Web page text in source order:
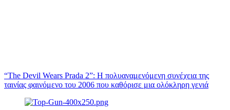
“The Devil Wears Prada 2”: Η πολυαναμενόμενη συνέχεια της
ταινίας φαινόμενο του 2006 που καθόρισε μια ολόκληρη γενιά